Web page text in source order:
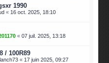
1990
« 16 oct. 2025, 18:10
«07 juil. 2025, 13:18
/ 100R89
« 17 juin 2025, 09:27